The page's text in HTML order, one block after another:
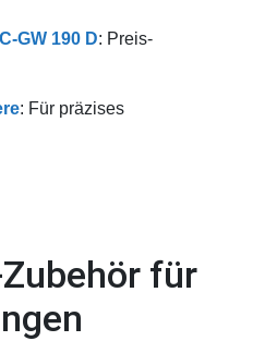
GW 190 D: Preis-
: Für präzises
für